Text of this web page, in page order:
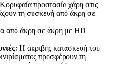
Κορυφαία προστασία χάρη στις
τη συσκευή από άκρη σε
από άκρη σε άκρη με HD
Η ακριβής κατασκευή του
προσφέρουν τη